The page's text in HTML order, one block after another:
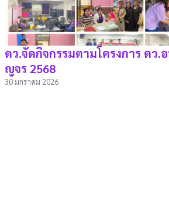
ดว.จัดกิจกรรมตามโครงการ ดว.
ญจร 2568
30 มกราคม 2026